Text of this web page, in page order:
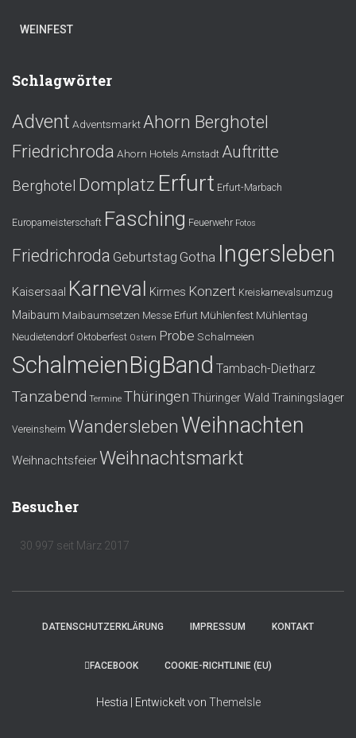
WEINFEST
Schlagwörter
Advent Adventsmarkt Ahorn Berghotel
Friedrichroda Ahorn Hotels Arnstadt Auftritte
Berghotel Domplatz Erfurt Erfurt-Marbach
Europameisterschaft Fasching Feuerwehr Fotos
Friedrichroda Geburtstag Gotha Ingersleben
Kaisersaal Karneval Kirmes Konzert Kreiskarnevalsumzug
Maibaum Maibaumsetzen Messe Erfurt Mühlenfest Mühlentag
Neudietendorf Oktoberfest Ostern Probe Schalmeien
SchalmeienBigBand Tambach-Dietharz
Tanzabend Termine Thüringen Thüringer Wald Trainingslager
Vereinsheim Wandersleben Weihnachten
WeihnachtsfeierWeihnachtsmarkt
Besucher
30.997 seit März 2017
DATENSCHUTZERKLÄRUNG IMPRESSUM KONTAKT
FACEBOOK COOKIE-RICHTLINIE (EU)
Hestia | Entwickelt von ThemeIsle